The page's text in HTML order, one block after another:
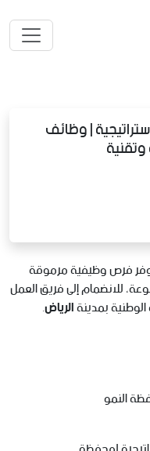
| وظائف
فرص وظيفية مرموقة
للانضمام إلى فريق العمل
بمدينةالرياض.
النمو